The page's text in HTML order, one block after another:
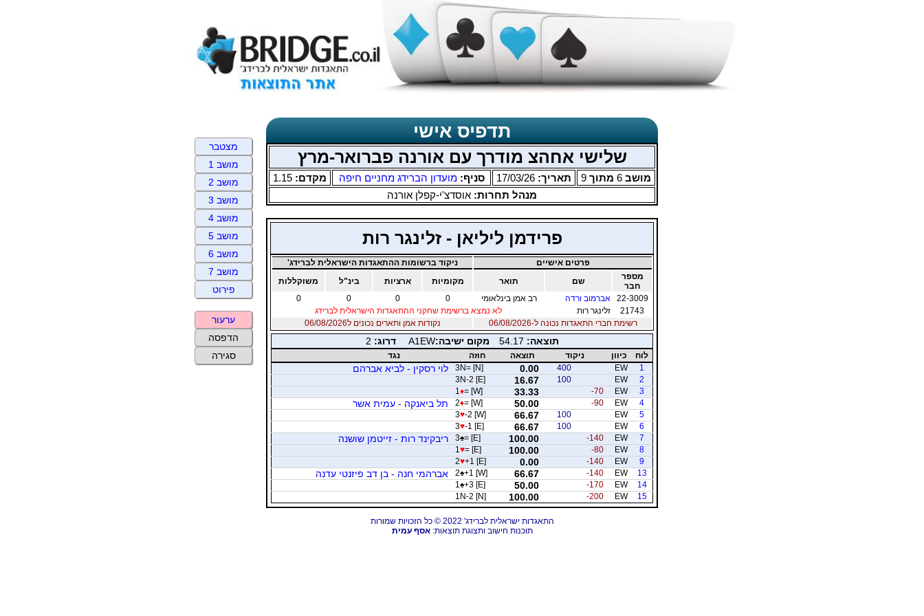
תדפיס אישי
שלישי אחהצ מודרך עם אורנה פברואר-מרץ
מושב 6 מתוך 9 תאריך: 17/03/26 סניף:מועדון הברידג מחניים חיפה מקדם: 1.15
מנהל תחרות: אוסדצ'י-קפלן אורנה
פרידמן ליליאן - זלינגר רות
פרטים אישיים
ניקוד ברשומות ההתאגדות הישראלית לברידג'
מספר
חבר
שם תואר מקומיות ארציות בינ"ל
משוקללות
22-3009
אברמוב ורדה רב אמן בינלאומי 0
0
0
0
21743
זלינגר רות
לא נמצא ברשימת שחקני ההתאגדות הישראלית לברידג
רשימת חברי התאגדות נכונה ל-06/08/2026
נקודות אמן ותארים נכונים ל06/08/2026
תוצאה: 54.17 מקום ישיבה:A1EW דרוג: 2
לוח כיוון ניקוד תוצאה חוזה
נגד
1
EW
400
0.00
3N= [N] לוי רסקין - לביא אברהם
2
EW
100
16.67
3N-2 [E]
3
EW
-70
33.33
1 ♦= [W]
4
EW
-90
50.00
2♦= [W] תל ביאנקה - עמית אשר
5
EW
100
66.67
3♥-2 [W]
6
EW
100
66.67
3♥-1 [E]
7
EW
-140
100.00
3♠= [E] ריבקינד רות - זייטמן שושנה
8
EW
-80
100.00
1 ♥= [E]
9
EW
-140
0.00
2♥+1 [E]
13
EW
-140
66.67
2♠+1 [W] אברהמי חנה - בן דב פיזנטי עדנה
14
EW
-170
50.00
1 ♠+3 [E]
15
EW
-200
100.00
1N-2 [N]
התאגדות ישראלית לברידג' 2022 © כל הזכויות שמורות
תוכנות חישוב ותצוגת תוצאות:אסף עמית
מצטבר
מושב 1
מושב 2
מושב 3
מושב 4
מושב 5
מושב 6
מושב 7
פירוט
ערעור
הדפסה
סגירה